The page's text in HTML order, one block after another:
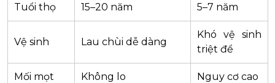
Tuổi thọ 15–20 năm 5–7 năm
Vệ sinh Lau chùi dễ dàng
Khó vệ sinh
triệt để
Mối mọt Không lo Nguy cơ cao